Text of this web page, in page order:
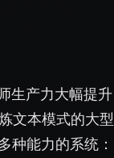
生产力大幅提升
文本模式的大型
种能力的系统：